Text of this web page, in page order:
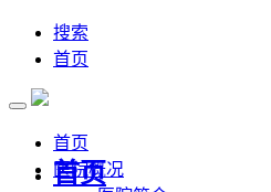
搜索
首页
首页
医院概况
首页